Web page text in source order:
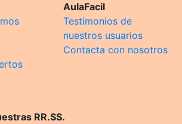
AulaFacil
Testimonios de
nuestros usuarios
Contacta con nosotros
RR.SS.